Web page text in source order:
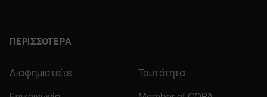
ΠΕΡΙΣΣΟΤΕΡΑ
Διαφημιστείτε Ταυτότητα